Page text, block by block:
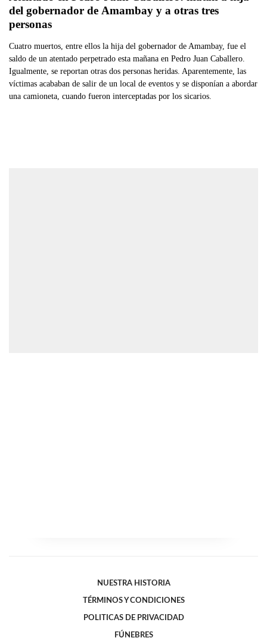
del gobernador de Amambay y a otras tres
personas
Cuatro muertos, entre ellos la hija del gobernador de Amambay, fue el
saldo de un atentado perpetrado esta mañana en Pedro Juan Caballero.
Igualmente, se reportan otras dos personas heridas. Aparentemente, las
víctimas acababan de salir de un local de eventos y se disponían a abordar
una camioneta, cuando fueron interceptadas por los sicarios.
NUESTRA HISTORIA
TÉRMINOS Y CONDICIONES
POLITICAS DE PRIVACIDAD
FÚNEBRES